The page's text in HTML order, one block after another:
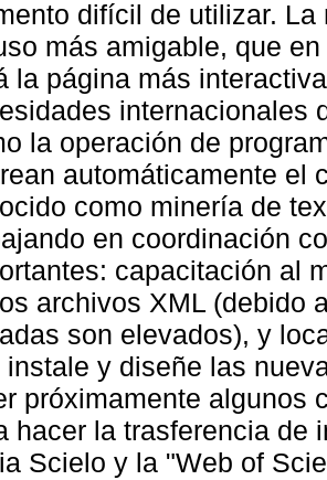
difícil de utilizar.
más amigable, que
la página más
internacionales
la operación de
automáticamente el
como minería de
en coordinación
capacitación al
archivos XML (debido
son elevados), y
instale y diseñe las
próximamente algunos
hacer la trasferencia de
Scielo y la "Web of